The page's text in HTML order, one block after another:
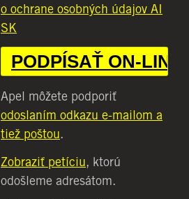
o ochrane osobných údajov AI
SK
Apel môžete podporiť
odoslaním odkazu e-mailom a
tiež poštou.
Zobraziť petíciu, ktorú
odošleme adresátom.